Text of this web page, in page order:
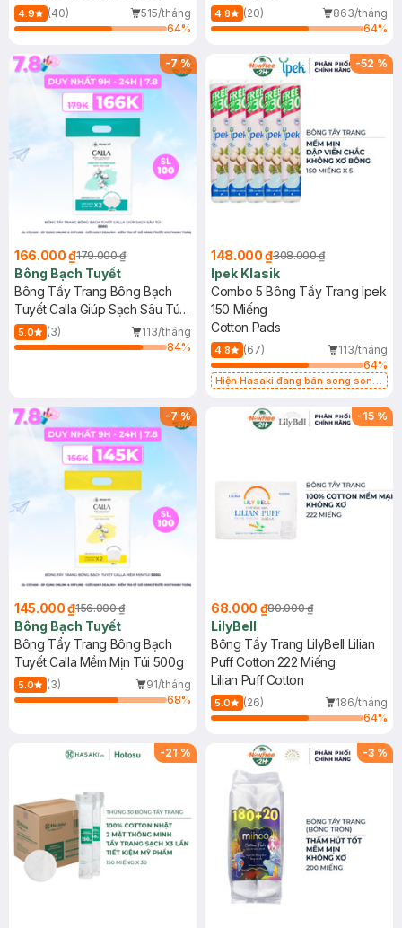
200+40
4.9 (40)
515/tháng
64%
4.8 (20)
863/tháng
64%
-7%
166.000 ₫179.000 ₫
Bông Bạch Tuyết
Bông Tẩy Trang Bông Bạch
Tuyết Calla Giúp Sạch Sâu Túi
500g
5.0 (3)
113/tháng
84%
-52 %
148.000 ₫308.000 ₫
Ipek Klasik
Combo 5 Bông Tẩy Trang Ipek
150 Miếng
Cotton Pads
4.8 (67)
113/tháng
64%
Hiện Hasaki đang bán song song
-7%
145.000 ₫156.000 ₫
Bông Bạch Tuyết
Bông Tẩy Trang Bông Bạch
Tuyết Calla Mềm Mịn Túi 500g
5.0 (3)
91/tháng
68%
-15 %
68.000 ₫80.000 ₫
LilyBell
Bông Tẩy Trang LilyBell Lilian
Puff Cotton 222 Miếng
Lilian Puff Cotton
5.0 (26)
186/tháng
64%
-21 % -3 %